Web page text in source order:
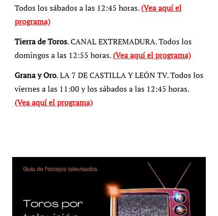
Todos los sábados a las 12:45 horas.(Vea aquí el
programa)
Tierra de Toros. CANAL EXTREMADURA. Todos los
domingos a las 12:55 horas.(Vea aquí el programa)
Grana y Oro. LA 7 DE CASTILLA Y LEÓN TV. Todos los
viernes a las 11:00 y los sábados a las 12:45 horas.
(Vea aquí el programa)